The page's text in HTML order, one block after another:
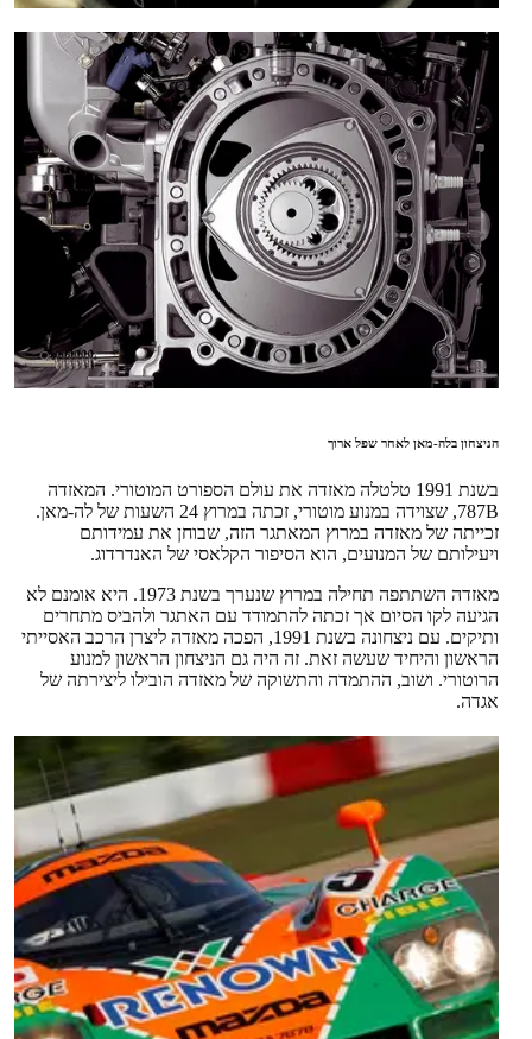
הניצחון בלה-מאן לאחר שפל ארוך
בשנת 1991 טלטלה מאזדה את עולם הספורט המוטורי. המאזדה
787B, שצוידה במנוע מוטורי, זכתה במרוץ 24 השעות של לה-מאן.
זכייתה של מאזדה במרוץ המאתגר הזה, שבוחן את עמידותם
ויעילותם של המנועים, הוא הסיפור הקלאסי של האנדרדוג.
מאזדה השתתפה תחילה במרוץ שנערך בשנת 1973. היא אומנם לא
הגיעה לקו הסיום אך זכתה להתמודד עם האתגר ולהביס מתחרים
ותיקים. עם ניצחונה בשנת 1991, הפכה מאזדה ליצרן הרכב האסייתי
הראשון והיחיד שעשה זאת. זה היה גם הניצחון הראשון למנוע
הרוטורי. ושוב, ההתמדה והתשוקה של מאזדה הובילו ליצירתה של
אגדה.